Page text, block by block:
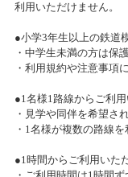
夏のニコニコ感謝祭 当
『秋のニコニコ感謝
2018/12/01(土)
カテゴリ：セール
【セール情報】秋の
2018/10/25(木)～2018/
カテゴリ：セール
利用いただけません。
●小学3年生以上の鉄道
・中学生未満の方は保
・利用規約や注意事項
●1名様1路線からご利用
・見学や同伴を希望さ
・1名様が複数の路線
●1時間からご利用いた